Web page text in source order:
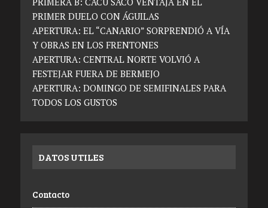
PRIMER DUELO CON ÁGUILAS
APERTURA: EL “CANARIO” SORPRENDIÓ A VÍA
Y OBRAS EN LOS FRENTONES
APERTURA: CENTRAL NORTE VOLVIÓ A
FESTEJAR FUERA DE BERMEJO
APERTURA: DOMINGO DE SEMIFINALES PARA
TODOS LOS GUSTOS
DATOS UTILES
Contacto